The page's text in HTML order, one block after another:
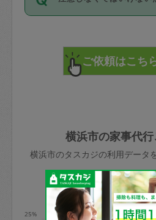
詳細FAQ：
損害賠償保
72時間を超える※と、
料が発生します。
直前キャンセル料：
72時間前〜24時間前＝
依頼者不在による当日
金額の100%＋交通費全
※例：依頼日時／土曜
合、水曜日午前9時以
発生
まず、条件の合う気に
みてください。
その後、一番気に入っ
ジさんと依頼者の間で
てください。
不在時に部屋に入るた
きた場合は損害保険の
ご注意ください。
で、必ず鍵のかかるロ
れて依頼者の責任の元
けてください。
玉、など
あわせてこちらも参照
利用します。注意しな
はありますか？
横浜市の家事代
横浜市のタスカジの利用データ
利用の多い曜
25%